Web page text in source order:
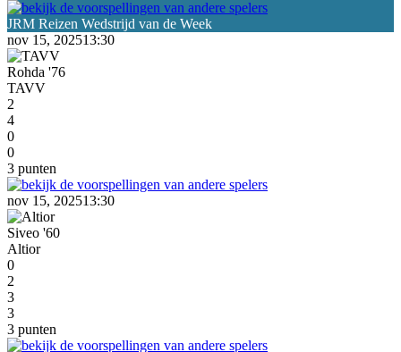
nov 15, 202513:30
Rohda '76
TAVV
2
4
0
0
3 punten
nov 15, 202513:30
Siveo '60
Altior
0
2
3
3
3 punten